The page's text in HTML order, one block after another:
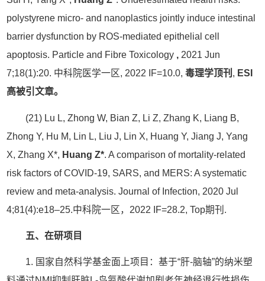
polystyrene micro- and nanoplastics jointly induce intestinal
barrier dysfunction by ROS-mediated epithelial cell
apoptosis. Particle and Fibre Toxicology , 2021 Jun
7;18(1):20. 中科院医学一区, 2022 IF=10.0,毒理学顶刊 , ESI
高被引文章。
(21) Lu L, Zhong W, Bian Z, Li Z, Zhang K, Liang B,
Zhong Y, Hu M, Lin L, Liu J, Lin X, Huang Y, Jiang J, Yang
X, Zhang X*, Huang Z*. A comparison of mortality-related
risk factors of COVID-19, SARS, and MERS: A systematic
review and meta-analysis. Journal of Infection, 2020 Jul
4;81(4):e18–25.中科院一区，2022 IF=28.2, Top期刊.
五、在研项目
1. 国家自然科学基金面上项目：基于“肝-脑轴”的纳米塑